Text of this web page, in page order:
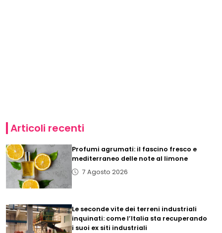
Articoli recenti
Profumi agrumati: il fascino fresco e
mediterraneo delle note al limone
7 Agosto 2026
Le seconde vite dei terreni industriali
inquinati: come l’Italia sta recuperando
i suoi ex siti industriali